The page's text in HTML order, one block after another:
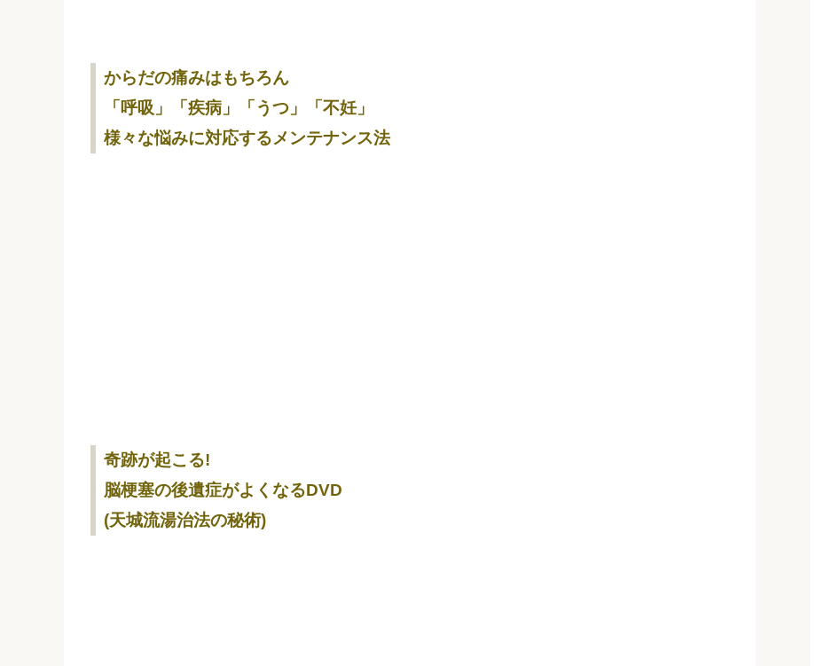
からだの痛みはもちろん
「呼吸」「疾病」「うつ」「不妊」
様々な悩みに対応するメンテナンス法
奇跡が起こる!
脳梗塞の後遺症がよくなるDVD
(天城流湯治法の秘術)